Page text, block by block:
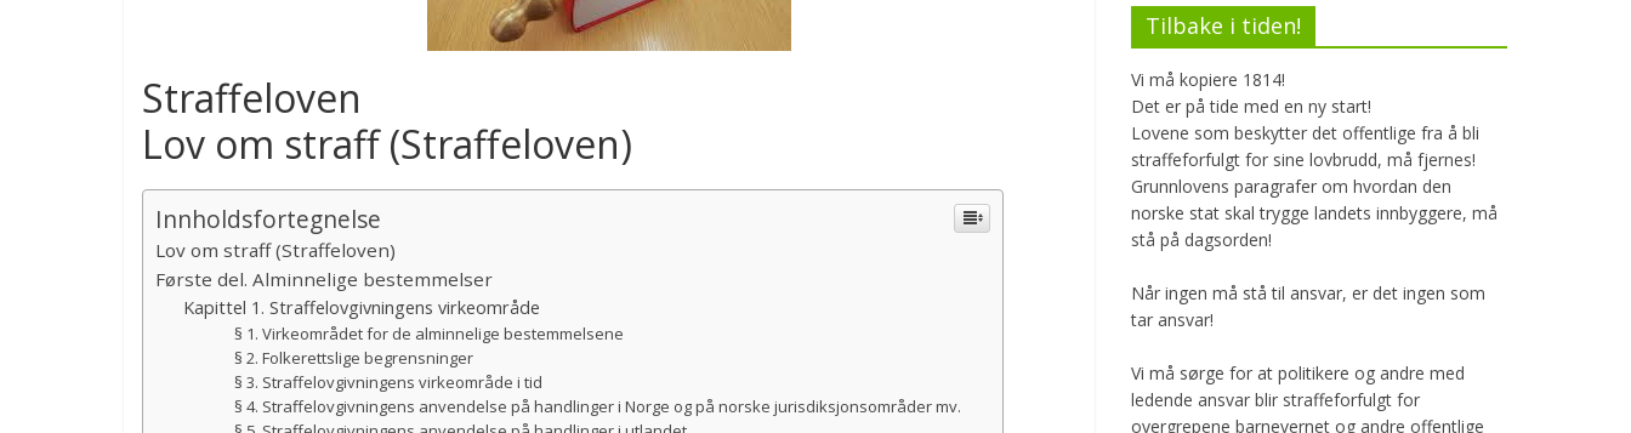
Straffeloven
Lov om straff (Straffeloven)
Innholdsfortegnelse
Lov om straff (Straffeloven)
Første del. Alminnelige bestemmelser
Kapittel 1. Straffelovgivningens virkeområde
§ 1. Virkeområdet for de alminnelige bestemmelsene
§ 2. Folkerettslige begrensninger
§ 3. Straffelovgivningens virkeområde i tid
§ 4. Straffelovgivningens anvendelse på handlinger i Norge og på norske jurisdiksjonsområder mv.
Tilbake i tiden!
Vi må kopiere 1814!
Det er på tide med en ny start!
Lovene som beskytter det offentlige fra å bli
straffeforfulgt for sine lovbrudd, må fjernes!
Grunnlovens paragrafer om hvordan den
norske stat skal trygge landets innbyggere, må
stå på dagsorden!
Når ingen må stå til ansvar, er det ingen som
tar ansvar!
Vi må sørge for at politikere og andre med
ledende ansvar blir straffeforfulgt for
overgrepene barnevernet og andre offentlige